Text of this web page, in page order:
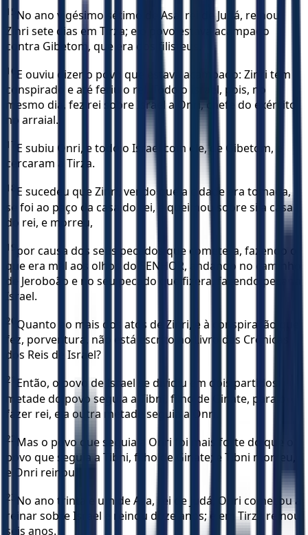
15 No ano vigésimo sétimo de Asa, rei de Judá, reinou
Zinri sete dias em Tirza; e o povo estava acampado
contra Gibetom, que era dos filisteus.
16 E ouviu dizer o povo que estava acampado: Zinri tem
conspirado e até feriu o rei. Todo o Israel, pois, no
mesmo dia, fez rei sobre Israel a Onri, chefe do exército
no arraial.
17 E subiu Onri, e todo o Israel com ele, de Gibetom, e
cercaram a Tirza.
18 E sucedeu que Zinri, vendo que a cidade era tomada,
se foi ao paço da casa do rei, e queimou sobre si a casa
do rei, e morreu,
19 por causa dos seus pecados que cometera, fazendo o
que era mal aos olhos do SENHOR, andando no caminho
de Jeroboão e no seu pecado que fizera, fazendo pecar a
Israel.
20 Quanto ao mais dos atos de Zinri, e à conspiração que
fez, porventura, não está escrito no Livro das Crônicas
dos Reis de Israel?
21
Então, o povo de Israel se dividiu em dois partidos:
metade do povo seguia a Tibni, filho de Ginate, para o
fazer rei, e a outra metade seguia a Onri.
22 Mas o povo que seguia a Onri foi mais forte do que o
povo que seguia a Tibni, filho de Ginate; e Tibni morreu,
e Onri reinou.
23 No ano trinta e um de Asa, rei de Judá, Onri começou a
reinar sobre Israel e reinou doze anos; e em Tirza reinou
seis anos.